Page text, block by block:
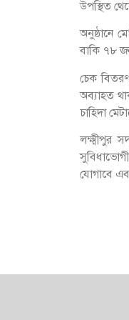
উপস্থিত
অনুষ্ঠানে
বাকি ৭৮
চেক
অব্যাহত
চাহিদা
লক্ষ্মীপুর
যোগাবে